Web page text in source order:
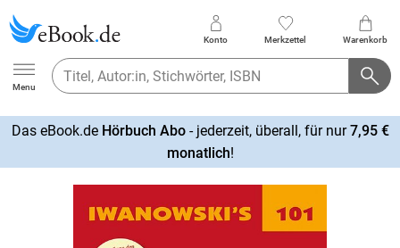
Ebook.de
Menu
Konto Merkzettel Warenkorb
Das eBook.de Hörbuch Abo- jederzeit, überall, für nur7,95 €
monatlich!